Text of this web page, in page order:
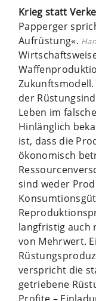
Krieg statt
Papperger
Aufrüstung«.
der
Leben im
Hinlänglich
ist, dass die
ökonomisch
sind weder
langfristig auch
von Mehrwert.
verspricht die
getriebene